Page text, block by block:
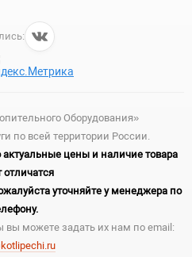
Оборудования»
по всей территории России.
цены и наличие товара
отличатся
уточняйте у менеджера по
вы можете задать их нам по email: